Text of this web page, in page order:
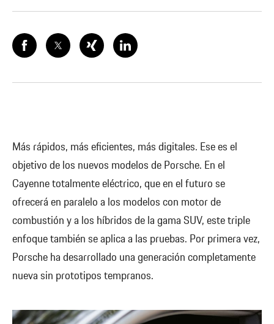
Más rápidos, más eficientes, más digitales. Ese es el
objetivo de los nuevos modelos de Porsche. En el
Cayenne totalmente eléctrico, que en el futuro se
ofrecerá en paralelo a los modelos con motor de
combustión y a los híbridos de la gama SUV, este triple
enfoque también se aplica a las pruebas. Por primera vez,
Porsche ha desarrollado una generación completamente
nueva sin prototipos tempranos.